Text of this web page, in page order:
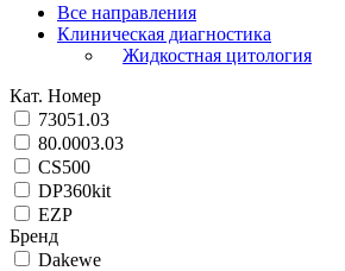
Все направления
Клиническая диагностика
Жидкостная цитология
Кат. Номер
73051.03
80.0003.03
CS500
DP360kit
EZP
Бренд
Dakewe